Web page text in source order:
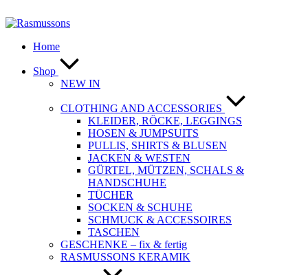
Inhalt
Home
Shop
NEW IN
CLOTHING AND ACCESSORIES
KLEIDER, RÖCKE, LEGGINGS
HOSEN & JUMPSUITS
PULLIS, SHIRTS & BLUSEN
JACKEN & WESTEN
GÜRTEL, MÜTZEN, SCHALS &
HANDSCHUHE
TÜCHER
SOCKEN & SCHUHE
SCHMUCK & ACCESSOIRES
TASCHEN
GESCHENKE – fix & fertig
RASMUSSONS KERAMIK